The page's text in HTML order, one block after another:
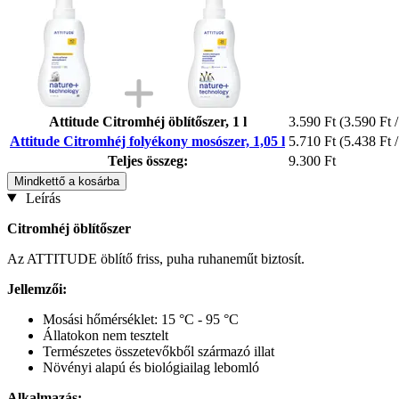
Attitude Citromhéj öblítőszer, 1 l 3.590 Ft (3.590 Ft
Attitude Citromhéj folyékony mosószer, 1,05 l 5.710 Ft (5.438 Ft
Teljes összeg:
9.300 Ft
Mindkettő a kosárba
Leírás
Citromhéj öblítőszer
Az ATTITUDE öblítő friss, puha ruhaneműt biztosít.
Jellemzői:
Mosási hőmérséklet: 15 °C - 95 °C
Állatokon nem tesztelt
Természetes összetevőkből származó illat
Növényi alapú és biológiailag lebomló